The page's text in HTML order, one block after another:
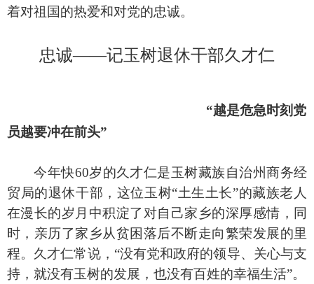
着对祖国的热爱和对党的忠诚。
忠诚——记玉树退休干部久才仁
“越是危急时刻党
员越要冲在前头”
今年快60岁的久才仁是玉树藏族自治州商务经
贸局的退休干部，这位玉树“土生土长”的藏族老人
在漫长的岁月中积淀了对自己家乡的深厚感情，同
时，亲历了家乡从贫困落后不断走向繁荣发展的里
程。久才仁常说，“没有党和政府的领导、关心与支
持，就没有玉树的发展，也没有百姓的幸福生活”。